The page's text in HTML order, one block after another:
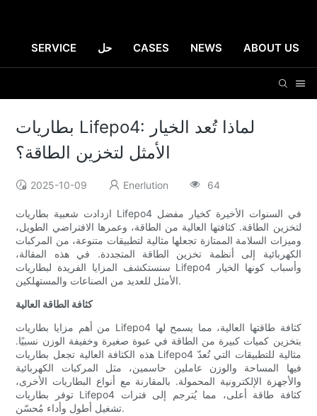
SERVICE حل CASES NEWS ABOUT US
بطاريات Lifepo4: لماذا تُعد الخيار
الأمثل لتخزين الطاقة؟
2025-10-09 Enerlution 64
ازدادت شعبية بطاريات Lifepo4 في السنوات الأخيرة كخيار مفضل
لتخزين الطاقة. كثافتها العالية من الطاقة، وعمرها الافتراضي الطويل،
وميزات السلامة الممتازة تجعلها مثالية لتطبيقات متنوعة، من المركبات
الكهربائية إلى أنظمة تخزين الطاقة المتجددة. في هذه المقالة،
سنستكشف المزايا الفريدة لبطاريات Lifepo4 وأسباب كونها الخيار
الأمثل للعديد من الصناعات والمستهلكين.
كثافة الطاقة العالية
من أهم مزايا بطاريات Lifepo4 كثافة طاقتها العالية، مما يسمح لها
بتخزين كميات كبيرة من الطاقة في عبوة صغيرة وخفيفة الوزن نسبيًا.
هذه الكثافة العالية تجعل بطاريات Lifepo4 مثالية للتطبيقات التي تُعدّ
فيها المساحة والوزن عاملين حاسمين، مثل المركبات الكهربائية
والأجهزة الإلكترونية المحمولة. بالمقارنة مع أنواع البطاريات الأخرى،
توفر بطاريات Lifepo4 كثافة طاقة أعلى، مما يُترجم إلى فترات
تشغيل أطول وأداء مُحسّن.